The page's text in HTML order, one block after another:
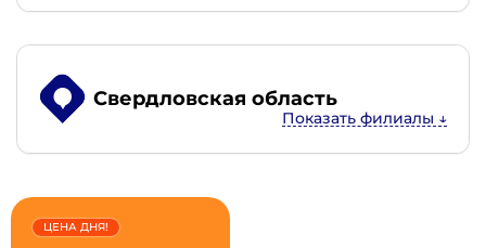
Свердловская область
ЦЕНА ДНЯ!